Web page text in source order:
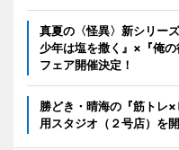
真夏の〈怪異〉新シリー
少年は塩を撒く』×『俺
フェア開催決定！
勝どき・晴海の『筋トレ
用スタジオ（２号店）を開